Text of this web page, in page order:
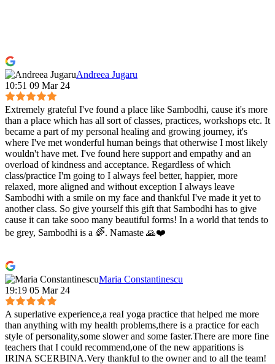
Andreea Jugaru
10:51 09 Mar 24
Extremely grateful I've found a place like Sambodhi, cause it's more
than a place which has all sort of classes, practices, workshops etc. It
became a part of my personal healing and growing journey, it's
where I've met wonderful human beings that otherwise I most likely
wouldn't have met. I've found here support and empathy and an
overload of kindness and acceptance. Regardless of which
class/practice I'm going to I always feel better, happier, more
relaxed, more aligned and without exception I always leave
Sambodhi with a smile on my face and thankful I've made it yet to
another class. So give yourself this gift that Sambodhi has to give
cause it can take sooo many beautiful forms! In a world that tends to
be grey, Sambodhi is a 🌈. Namaste 🙏❤️
Maria Constantinescu
19:19 05 Mar 24
A superlative experience,a reaI yoga practice that helped me more
than anything with my health problems,there is a practice for each
style of personality,some slower and some faster.There are more fine
teachers that I could recommend,one of the new apparitions is
IRINA SCERBINA.Very thankful to the owner and to all the team!